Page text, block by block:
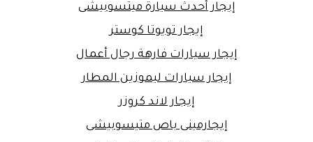
إيجار أحدث سيارة ميتسوبيشى
إيجار تويوتا كوستر
إيجار سيارات فارهة رجال أعمال
إيجار سيارات ليموزين المطار
إيجار لاند كروزر
إيجارمينى باص متيسوبيشى